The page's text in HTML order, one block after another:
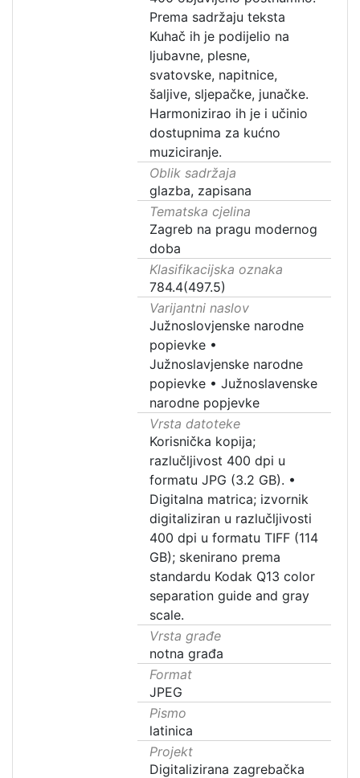
Prema sadržaju teksta
Kuhač ih je podijelio na
ljubavne, plesne,
svatovske, napitnice,
šaljive, sljepačke, junačke.
Harmonizirao ih je i učinio
dostupnima za kućno
muziciranje.
Oblik sadržaja
glazba, zapisana
Tematska cjelina
Zagreb na pragu modernog
doba
Klasifikacijska oznaka
784.4(497.5)
Varijantni naslov
Južnoslovjenske narodne
popievke •
Južnoslavjenske narodne
popievke •Južnoslavenske
narodne popjevke
Vrsta datoteke
Korisnička kopija;
razlučljivost 400 dpi u
formatu JPG (3.2 GB). •
Digitalna matrica; izvornik
digitaliziran u razlučljivosti
400 dpi u formatu TIFF (114
GB); skenirano prema
standardu Kodak Q13 color
separation guide and gray
scale.
Vrsta građe
notna građa
Format
JPEG
Pismo
latinica
Projekt
Digitalizirana zagrebačka